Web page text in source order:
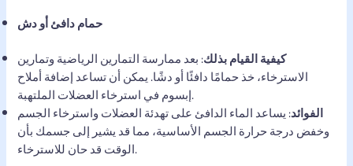
حمام دافئ أو دش
كيفية القيام بذلك: بعد ممارسة التمارين الرياضية وتمارين
الاسترخاء، خذ حمامًا دافئًا أو دشًا. يمكن أن تساعد إضافة أملاح
إبسوم في استرخاء العضلات الملتهبة.
الفوائد: يساعد الماء الدافئ على تهدئة العضلات واسترخاء الجسم
وخفض درجة حرارة الجسم الأساسية، مما قد يشير إلى جسمك بأن
الوقت قد حان للاسترخاء.